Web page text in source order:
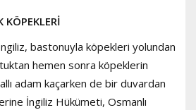
KÖPEKLERİ
bastonuyla köpekleri yolundan
hemen sonra köpeklerin
adam kaçarken de bir duvardan
İngiliz Hükümeti, Osmanlı